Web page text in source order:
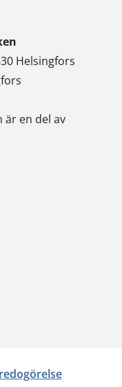
Helsingfors
är en del av